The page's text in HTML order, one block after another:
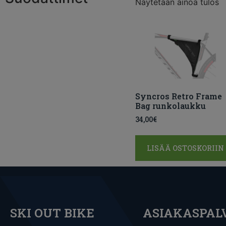
Syncros Retro Frame
Bag runkolaukku
34,00€
LISÄÄ OSTOSKORIIN
SKI OUT BIKE